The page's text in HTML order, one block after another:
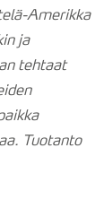
Amerikka
ja
tehtaat
Tuotanto